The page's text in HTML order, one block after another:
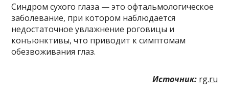
Синдром сухого глаза — это офтальмологическое
заболевание, при котором наблюдается
недостаточное увлажнение роговицы и
конъюнктивы, что приводит к симптомам
обезвоживания глаз.
Источник: rg.ru